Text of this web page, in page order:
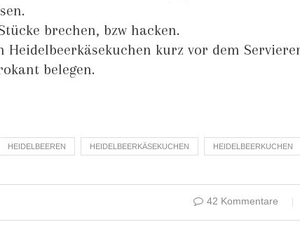
brechen, bzw hacken.
Heidelbeerkäsekuchen kurz vor dem
belegen.
HEIDELBEEREN HEIDELBEERKÄSEKUCHEN HEIDELBEERKUCHEN
42 Kommentare